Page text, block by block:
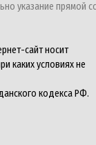
указание прямой
сайт носит
каких условиях не
кодекса РФ.